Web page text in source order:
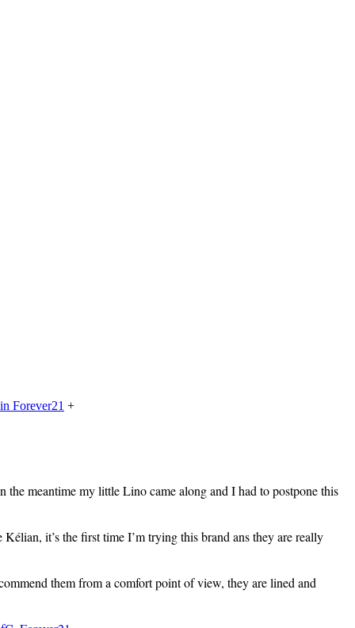
Forever21 +
meantime my little Lino came along and I had to postpone this
it’s the first time I’m trying this brand ans they are really
them from a comfort point of view, they are lined and